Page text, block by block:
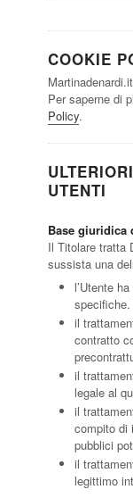
COOKIE
Per saperne di
Policy.
UTENTI
Base giuridica
Il Titolare tratta
sussista una
l’Utente
specifiche.
il
contratto
il
legale al
il
compito di
pubblici
il
legittimo